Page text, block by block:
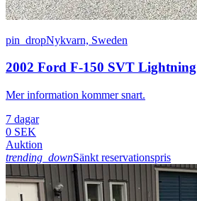
pin_dropNykvarn, Sweden
2002 Ford F-150 SVT Lightning
Mer information kommer snart.
7 dagar
0 SEK
Auktion
trending_downSänkt reservationspris